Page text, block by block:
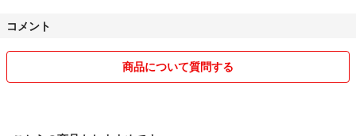
⭕️余裕の無い時、春先、卒業、新入生が来る時など、停止します。
あくまで保管の品です。ご了承下さい。
コメント
商品について質問する